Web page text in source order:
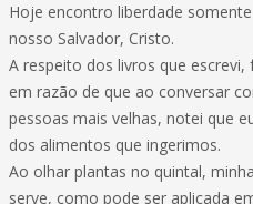
Hoje encontro liberdade
nosso Salvador, Cristo.
A respeito dos livros que
em razão de que ao conversar
pessoas mais velhas, notei que
dos alimentos que ingerimos.
Ao olhar plantas no quintal,
serve, como pode ser aplicada